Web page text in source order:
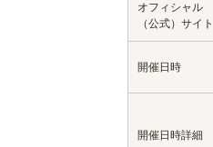
オフィシャル
（公式）サイト
開催日時
開催日時詳細